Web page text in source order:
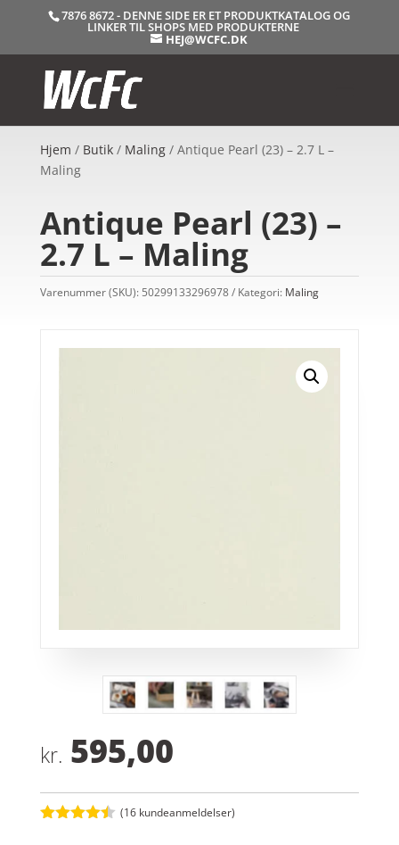
7876 8672 - DENNE SIDE ER ET PRODUKTKATALOG OG
LINKER TIL SHOPS MED PRODUKTERNE
HEJ@WCFC.DK
Hjem / Butik/ Maling/ Antique Pearl (23) – 2.7 L –
Maling
Antique Pearl (23) –
2.7 L – Maling
Varenummer (SKU): 50299133296978 Kategori: Maling
kr. 595,00
(16 kundeanmeldelser)